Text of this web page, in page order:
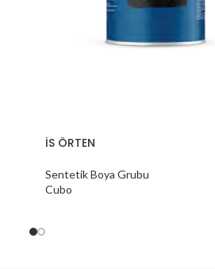
İS ÖRTEN
Sentetik Boya Grubu
Cubo